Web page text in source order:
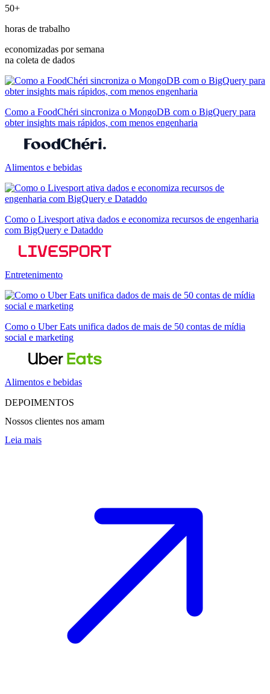
50+
horas de trabalho
economizadas por semana
na coleta de dados
Como a FoodChéri sincroniza o MongoDB com o BigQuery para
obter insights mais rápidos, com menos engenharia
Alimentos e bebidas
Como o Livesport ativa dados e economiza recursos de engenharia
com BigQuery e Dataddo
Entretenimento
Como o Uber Eats unifica dados de mais de 50 contas de mídia
social e marketing
Alimentos e bebidas
DEPOIMENTOS
Nossos clientes nos amam
Leia mais